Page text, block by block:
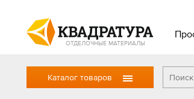
ОТДЕЛОЧНЫЕ МАТЕРИАЛЫ
Каталог товаров